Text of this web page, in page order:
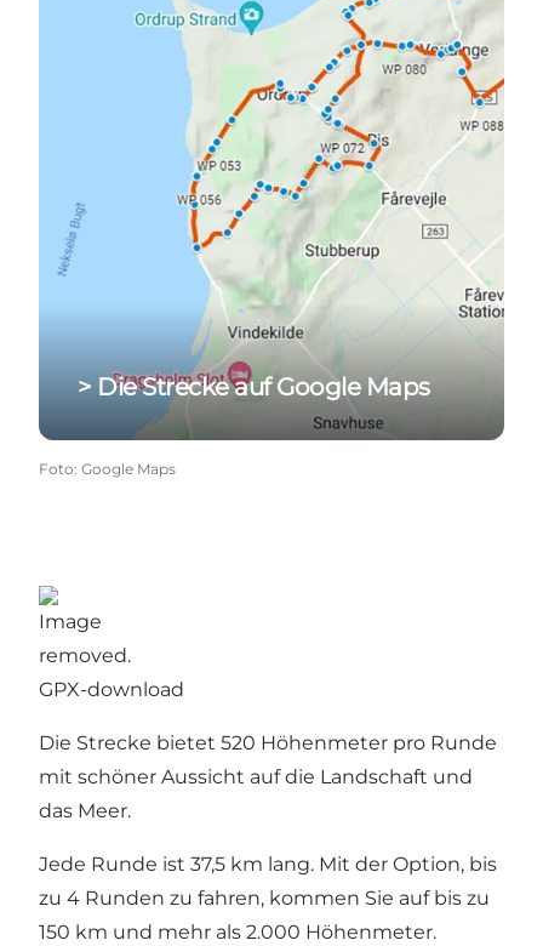
> Die Strecke auf Google Maps
Foto: Google Maps
GPX-download
Die Strecke bietet 520 Höhenmeter pro Runde
mit schöner Aussicht auf die Landschaft und
das Meer.
Jede Runde ist 37,5 km lang. Mit der Option, bis
zu 4 Runden zu fahren, kommen Sie auf bis zu
150 km und mehr als 2.000 Höhenmeter.